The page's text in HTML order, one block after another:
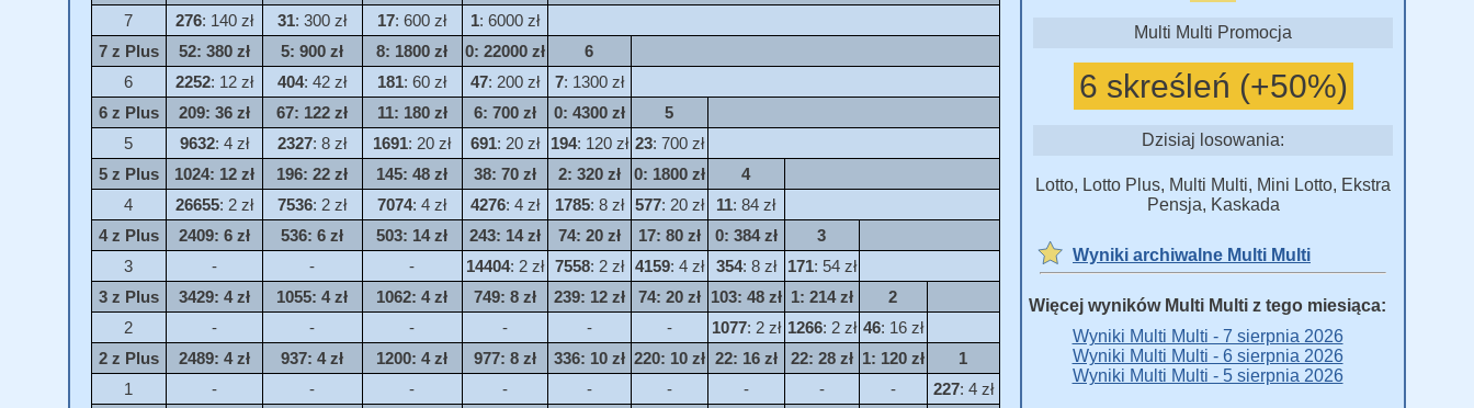
7
276: 140 zł 31: 300 zł 17: 600 zł 1: 6000 zł
7 z Plus
52: 380 zł 5: 900 zł 8: 1800 zł 0: 22000 zł
6
6
2252: 12 zł 404: 42 zł 181: 60 zł 47: 200 zł 7: 1300 zł
6 z Plus
209: 36 zł 67: 122 zł 11: 180 zł 6: 700 zł 0: 4300 zł
5
5
9632: 4 zł 2327: 8 zł 1691: 20 zł 691: 20 zł 194: 120 zł 23: 700 zł
5 z Plus
1024: 12 zł 196: 22 zł 145: 48 zł 38: 70 zł 2: 320 zł 0: 1800 zł
4
4
26655: 2 zł 7536: 2 zł 7074: 4 zł 4276: 4 zł 1785: 8 zł 577: 20 zł 11: 84 zł
4 z Plus
2409: 6 zł 536: 6 zł 503: 14 zł 243: 14 zł 74: 20 zł 17: 80 zł 0: 384 zł
3
3
- - - 14404: 2 zł 7558: 2 zł 4159: 4 zł 354: 8 zł 171: 54 zł
3 z Plus
3429: 4 zł 1055: 4 zł 1062: 4 zł 749: 8 zł 239: 12 zł 74: 20 zł 103: 48 zł 1: 214 zł
2
2
- - - - - - 1077: 2 zł 1266: 2 zł 46: 16 zł
2 z Plus
2489: 4 zł 937: 4 zł 1200: 4 zł 977: 8 zł 336: 10 zł 220: 10 zł 22: 16 zł 22: 28 zł 1: 120 zł
1
1
- - - - - - - - - 227: 4 zł
Multi Multi Promocja
6 skreśleń (+50%)
Dzisiaj losowania:
Lotto, Lotto Plus, Multi Multi, Mini Lotto, Ekstra
Pensja, Kaskada
Wyniki archiwalne Multi Multi
Więcej wyników Multi Multi z tego miesiąca:
Wyniki Multi Multi - 7 sierpnia 2026
Wyniki Multi Multi - 6 sierpnia 2026
Wyniki Multi Multi - 5 sierpnia 2026